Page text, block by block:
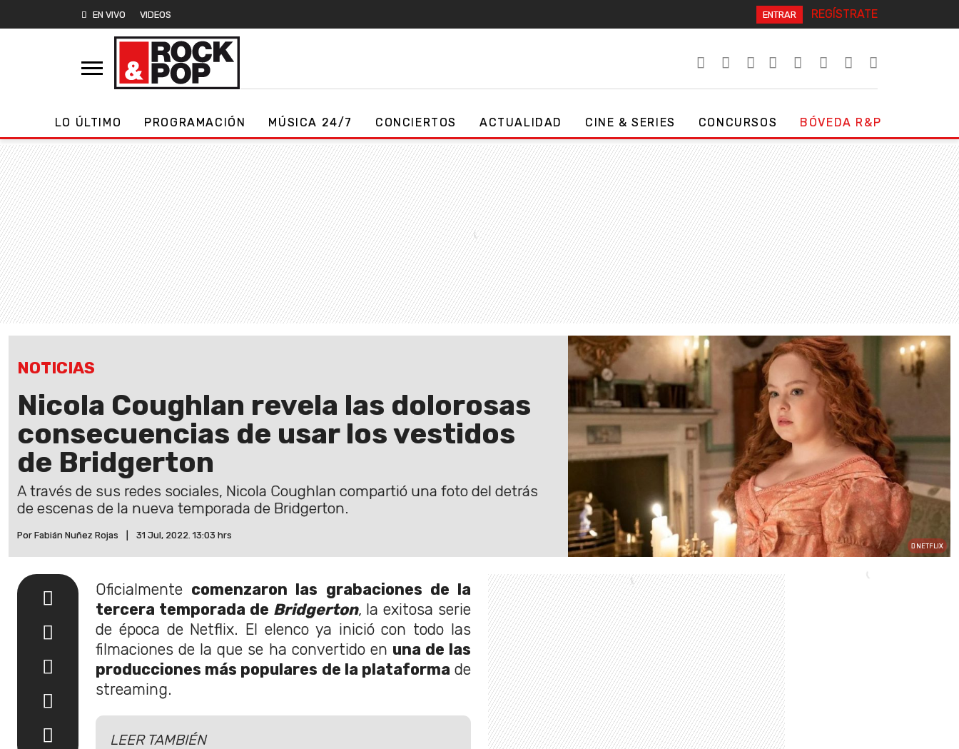
EN VIVO VIDEOS ENTRAR REGÍSTRATE
LO ÚLTIMO PROGRAMACIÓN MÚSICA 24/7 CONCIERTOS ACTUALIDAD CINE & SERIES CONCURSOS BÓVEDA R&P
NOTICIAS
Nicola Coughlan revela las dolorosas
consecuencias de usar los vestidos
de Bridgerton
A través de sus redes sociales, Nicola Coughlan compartió una foto del detrás
de escenas de la nueva temporada de Bridgerton.
Por Fabián Nuñez Rojas 31 Jul, 2022. 13:03 hrs
NETFLIX
Oficialmente comenzaron las grabaciones de la
tercera temporada de Bridgerton, la exitosa serie
de época de Netflix. El elenco ya inició con todo las
filmaciones de la que se ha convertido en una de las
producciones más populares de la plataforma de
streaming.
LEER TAMBIÉN